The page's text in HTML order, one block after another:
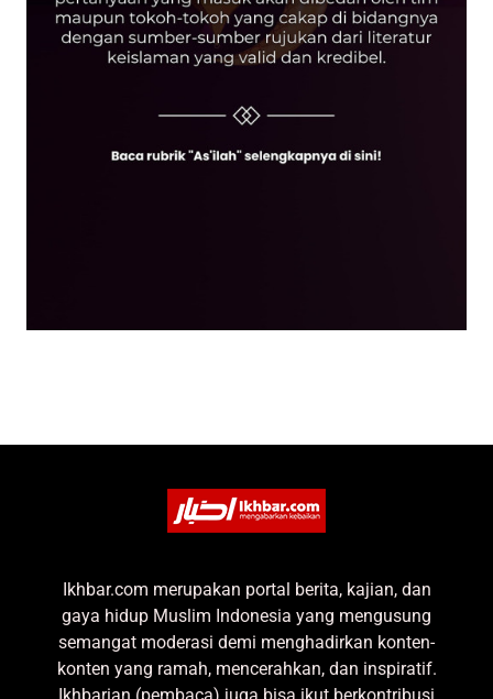
Ikhbar.com merupakan portal berita, kajian, dan
gaya hidup Muslim Indonesia yang mengusung
semangat moderasi demi menghadirkan konten-
konten yang ramah, mencerahkan, dan inspiratif.